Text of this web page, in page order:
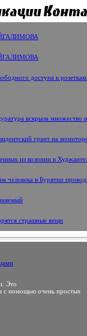
доступа к
вскрыла
грант на
из колонии в
в Бурятии
страшные вещи
Это
с помощью очень простых